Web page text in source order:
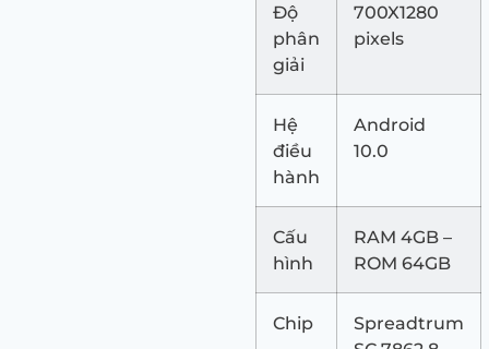
Độ
phân
giải
700X1280
pixels
Hệ
điều
hành
Android
10.0
Cấu
hình
RAM 4GB –
ROM 64GB
Chip
Spreadtrum